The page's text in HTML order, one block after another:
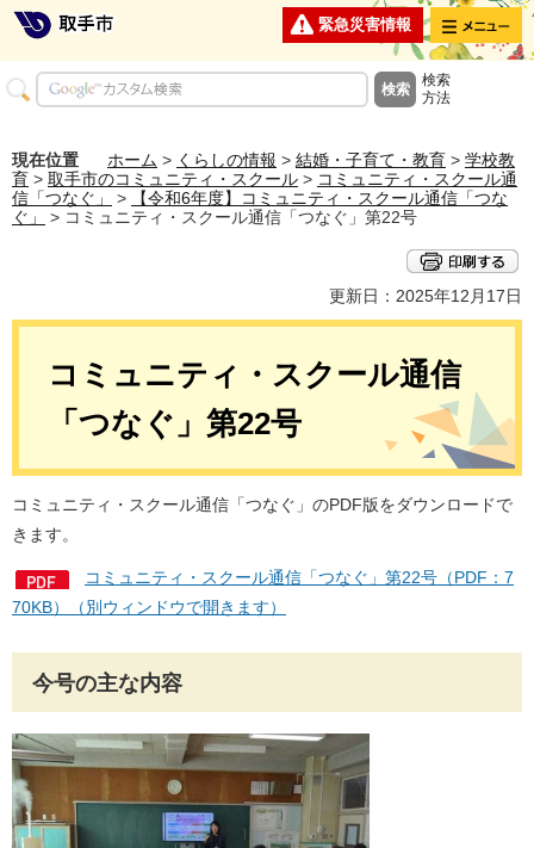
緊急災害情報 メニュー
検索
方法
現在位置 ホーム > くらしの情報 > 結婚・子育て・教育 > 学校教
育 > 取手市のコミュニティ・スクール > コミュニティ・スクール通
信「つなぐ」
>
【令和6年度】コミュニティ・スクール通信「つな
ぐ」
> コミュニティ・スクール通信「つなぐ」第22号
更新日：2025年12月17日
コミュニティ・スクール通信
「つなぐ」第22号
コミュニティ・スクール通信「つなぐ」のPDF版をダウンロードで
きます。
コミュニティ・スクール通信「つなぐ」第22号（PDF：7
70KB）（別ウィンドウで開きます）
今号の主な内容